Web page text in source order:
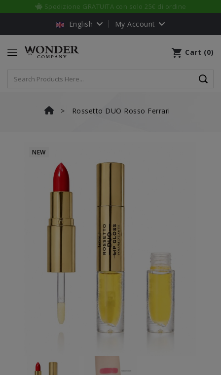
Sempre un prodotto in REGALO a scelta
English My Account
shopping_cart Cart (0)
Rossetto DUO Rosso Ferrari
NEW